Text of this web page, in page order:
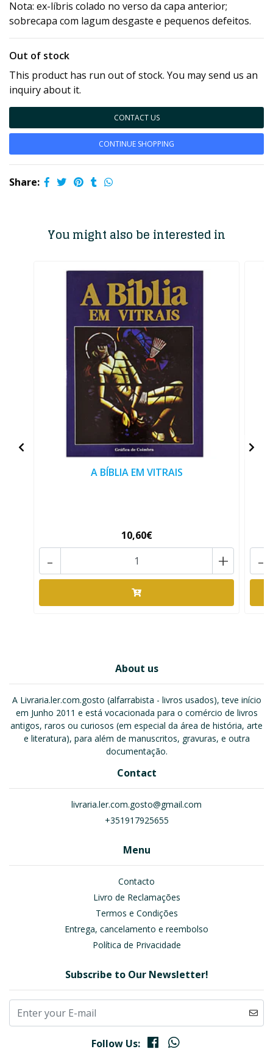
Nota: ex-líbris colado no verso da capa anterior;
sobrecapa com lagum desgaste e pequenos defeitos.
Out of stock
This product has run out of stock. You may send us an
inquiry about it.
CONTACT US
CONTINUE SHOPPING
Share:
You might also be interested in
A BÍBLIA EM VITRAIS
10,60€
+
- -
About us
A Livraria.ler.com.gosto (alfarrabista - livros usados), teve início
em Junho 2011 e está vocacionada para o comércio de livros
antigos, raros ou curiosos (em especial da área de história, arte
e literatura), para além de manuscritos, gravuras, e outra
documentação.
Contact
livraria.ler.com.gosto@gmail.com
+351917925655
Menu
Contacto
Livro de Reclamações
Termos e Condições
Entrega, cancelamento e reembolso
Política de Privacidade
Subscribe to Our Newsletter!
Follow Us: